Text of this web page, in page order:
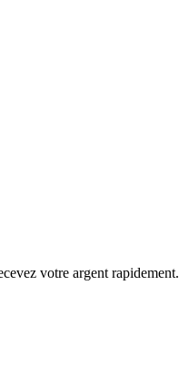
votre argent rapidement.